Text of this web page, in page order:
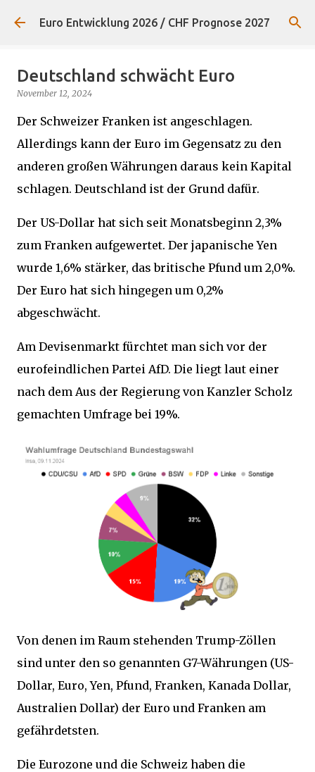
Direkt zum Hauptbereich
Euro Entwicklung 2026 / CHF Prognose 2027
Deutschland schwächt Euro
November 12, 2024
Der Schweizer Franken ist angeschlagen.
Allerdings kann der Euro im Gegensatz zu den
anderen großen Währungen daraus kein Kapital
schlagen. Deutschland ist der Grund dafür.
Der US-Dollar hat sich seit Monatsbeginn 2,3%
zum Franken aufgewertet. Der japanische Yen
wurde 1,6% stärker, das britische Pfund um 2,0%.
Der Euro hat sich hingegen um 0,2%
abgeschwächt.
Am Devisenmarkt fürchtet man sich vor der
eurofeindlichen Partei AfD. Die liegt laut einer
nach dem Aus der Regierung von Kanzler Scholz
gemachten Umfrage bei 19%.
Von denen im Raum stehenden Trump-Zöllen
sind unter den so genannten G7-Währungen (US-
Dollar, Euro, Yen, Pfund, Franken, Kanada Dollar,
Australien Dollar) der Euro und Franken am
gefährdetsten.
Die Eurozone und die Schweiz haben die